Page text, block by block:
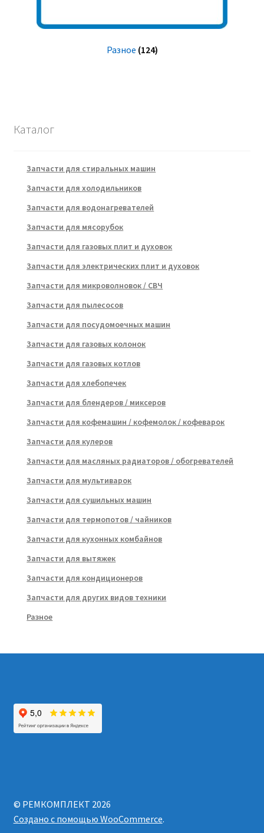
Разное (124)
Каталог
Запчасти для стиральных машин
Запчасти для холодильников
Запчасти для водонагревателей
Запчасти для мясорубок
Запчасти для газовых плит и духовок
Запчасти для электрических плит и духовок
Запчасти для микроволновок / СВЧ
Запчасти для пылесосов
Запчасти для посудомоечных машин
Запчасти для газовых колонок
Запчасти для газовых котлов
Запчасти для хлебопечек
Запчасти для блендеров / миксеров
Запчасти для кофемашин / кофемолок / кофеварок
Запчасти для кулеров
Запчасти для масляных радиаторов / обогревателей
Запчасти для мультиварок
Запчасти для сушильных машин
Запчасти для термопотов / чайников
Запчасти для кухонных комбайнов
Запчасти для вытяжек
Запчасти для кондиционеров
Запчасти для других видов техники
Разное
© РЕМКОМПЛЕКТ 2026
Создано с помощью WooCommerce.